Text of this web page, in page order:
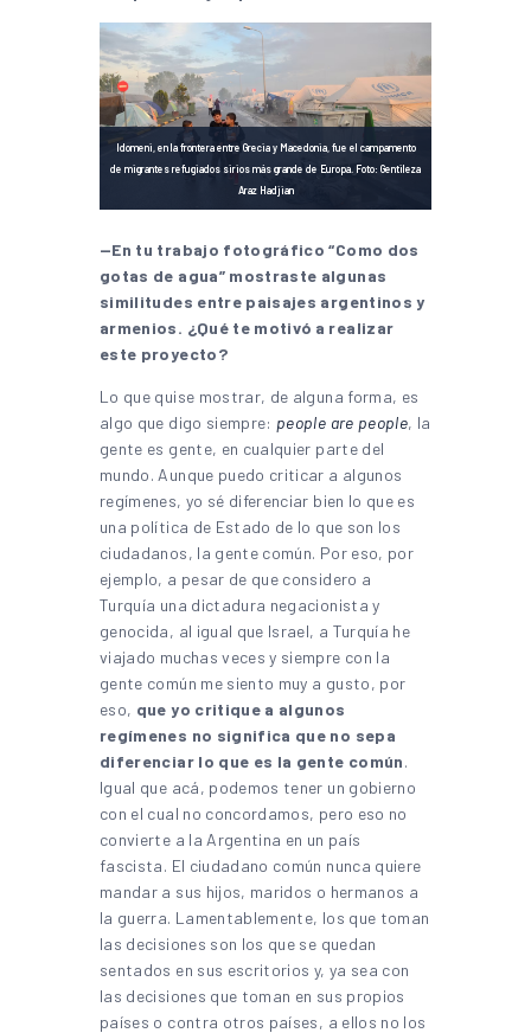
Idomeni, en la frontera entre Grecia y Macedonia, fue el campamento
de migrantes refugiados sirios más grande de Europa. Foto: Gentileza
Araz Hadjian
—En tu trabajo fotográfico “Como dos
gotas de agua” mostraste algunas
similitudes entre paisajes argentinos y
armenios. ¿Qué te motivó a realizar
este proyecto?
Lo que quise mostrar, de alguna forma, es
algo que digo siempre: people are people, la
gente es gente, en cualquier parte del
mundo. Aunque puedo criticar a algunos
regímenes, yo sé diferenciar bien lo que es
una política de Estado de lo que son los
ciudadanos, la gente común. Por eso, por
ejemplo, a pesar de que considero a
Turquía una dictadura negacionista y
genocida, al igual que Israel, a Turquía he
viajado muchas veces y siempre con la
gente común me siento muy a gusto, por
eso, que yo critique a algunos
regímenes no significa que no sepa
diferenciar lo que es la gente común.
Igual que acá, podemos tener un gobierno
con el cual no concordamos, pero eso no
convierte a la Argentina en un país
fascista. El ciudadano común nunca quiere
mandar a sus hijos, maridos o hermanos a
la guerra. Lamentablemente, los que toman
las decisiones son los que se quedan
sentados en sus escritorios y, ya sea con
las decisiones que toman en sus propios
países o contra otros países, a ellos no los